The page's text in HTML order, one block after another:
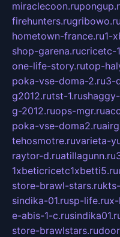
miraclecoon.ru
firehunters.rugribowo.ru
hometown-france.ru1-
shop-garena.rucricetc-
one-life-story.rutop-
poka-vse-doma-2.ru3-
g2012.rutst-1.ru
g-2012.ruops-mgr.ru
poka-vse-doma2.ru
tehosmotre.ruvarieta-
raytor-d.ruatillagunn.ru
1xbeticricetc1xbetti5.ru
store-brawl-stars.ru
sindika-01.rusp-life.ru
e-abis-1-c.ru
store-brawlstars.ru